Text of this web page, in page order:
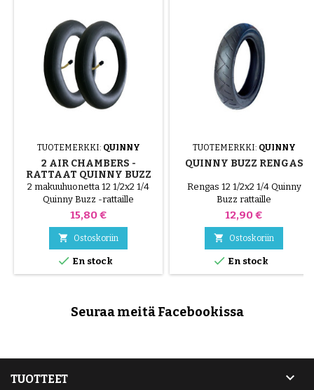
TUOTEMERKKI: QUINNY
2 AIR CHAMBERS -
RATTAAT QUINNY BUZZ
2 makuuhuonetta 12 1/2x2 1/4
Quinny Buzz -rattaille
Hinta
15,80 €
 Ostoskoriin
 En stock
TUOTEMERKKI: QUINNY
QUINNY BUZZ RENGAS
Rengas 12 1/2x2 1/4 Quinny
Buzz rattaille
Hinta
12,90 €
 Ostoskoriin
 En stock
Seuraa meitä Facebookissa
TUOTTEET 